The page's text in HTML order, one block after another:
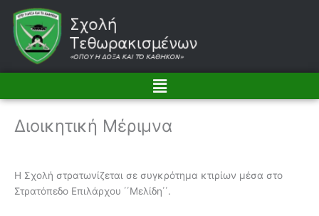
Μετάβαση
στο
περιεχόμενο
Menu
Διοικητική Μέριμνα
Η Σχολή στρατωνίζεται σε συγκρότημα κτιρίων μέσα στο
Στρατόπεδο Επιλάρχου ΄΄Μελίδη΄΄.